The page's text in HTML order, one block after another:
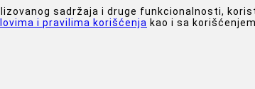
sadržaja i druge funkcionalnosti,
i pravilima korišćenja kao i sa